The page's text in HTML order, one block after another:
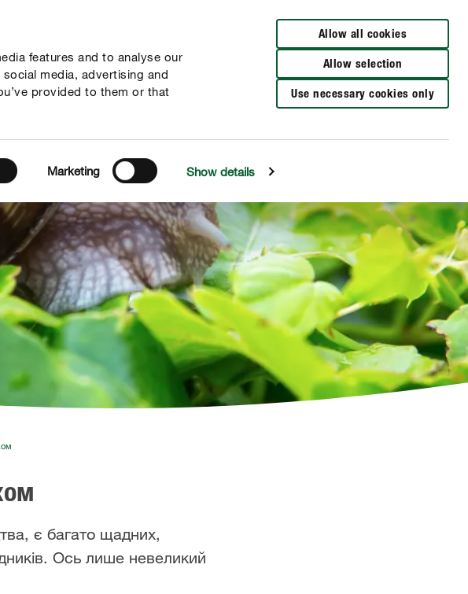
features and to analyse our
media, advertising and
provided to them or that
Marketing Show details
Allow all cookies
Allow selection
Use necessary cookies only
Зв'язок
є багато щадних,
Ось лише невеликий